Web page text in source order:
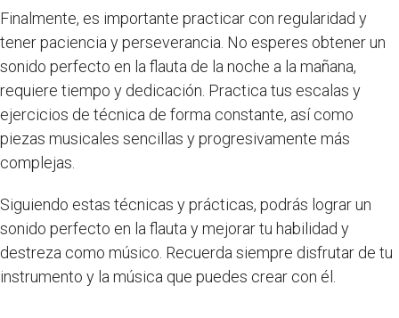
Finalmente, es importante practicar con regularidad y
tener paciencia y perseverancia. No esperes obtener un
sonido perfecto en la flauta de la noche a la mañana,
requiere tiempo y dedicación. Practica tus escalas y
ejercicios de técnica de forma constante, así como
piezas musicales sencillas y progresivamente más
complejas.
Siguiendo estas técnicas y prácticas, podrás lograr un
sonido perfecto en la flauta y mejorar tu habilidad y
destreza como músico. Recuerda siempre disfrutar de tu
instrumento y la música que puedes crear con él.